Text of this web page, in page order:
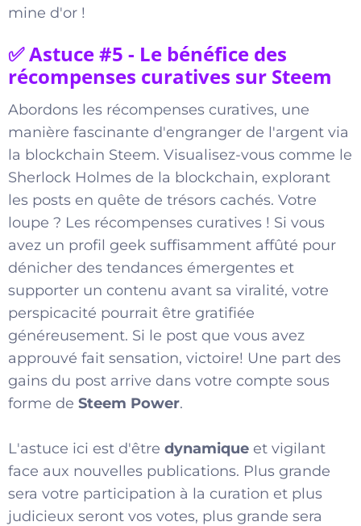
mine d'or !
✅ Astuce #5 - Le bénéfice des
récompenses curatives sur Steem
Abordons les récompenses curatives, une
manière fascinante d'engranger de l'argent via
la blockchain Steem. Visualisez-vous comme le
Sherlock Holmes de la blockchain, explorant
les posts en quête de trésors cachés. Votre
loupe ? Les récompenses curatives ! Si vous
avez un profil geek suffisamment affûté pour
dénicher des tendances émergentes et
supporter un contenu avant sa viralité, votre
perspicacité pourrait être gratifiée
généreusement. Si le post que vous avez
approuvé fait sensation, victoire! Une part des
gains du post arrive dans votre compte sous
forme de Steem Power.
L'astuce ici est d'être dynamique et vigilant
face aux nouvelles publications. Plus grande
sera votre participation à la curation et plus
judicieux seront vos votes, plus grande sera